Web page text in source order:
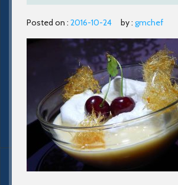
Posted on : 2016-10-24 by : gmchef